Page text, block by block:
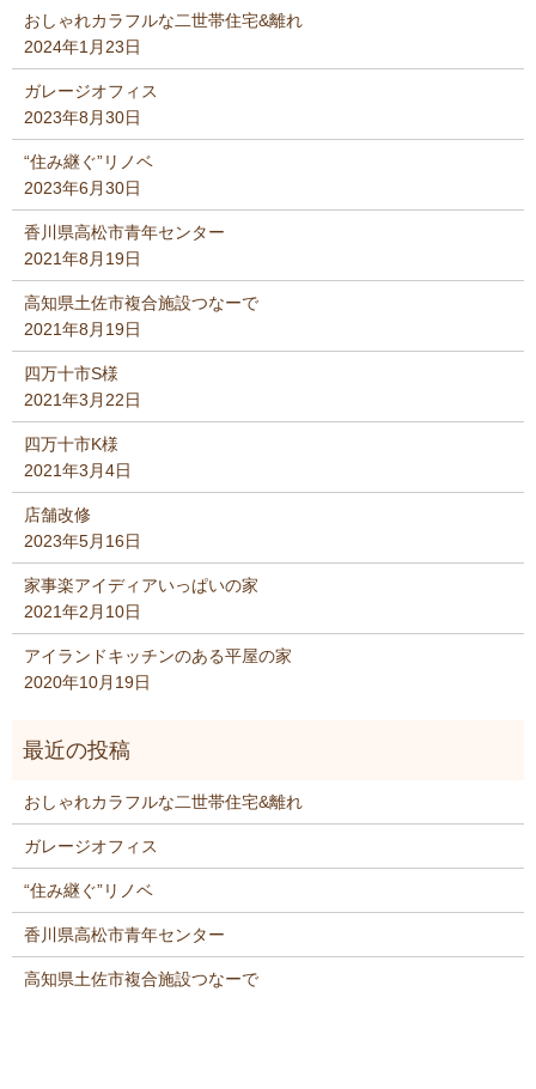
おしゃれカラフルな二世帯住宅&離れ
2024年1月23日
ガレージオフィス
2023年8月30日
“住み継ぐ”リノベ
2023年6月30日
香川県高松市青年センター
2021年8月19日
高知県土佐市複合施設つなーで
2021年8月19日
四万十市S様
2021年3月22日
四万十市K様
2021年3月4日
店舗改修
2023年5月16日
家事楽アイディアいっぱいの家
2021年2月10日
アイランドキッチンのある平屋の家
2020年10月19日
おしゃれカラフルな二世帯住宅&離れ
ガレージオフィス
“住み継ぐ”リノベ
香川県高松市青年センター
高知県土佐市複合施設つなーで